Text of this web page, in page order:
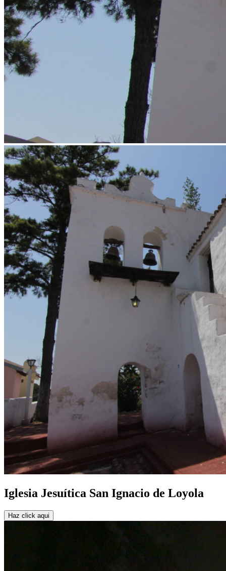
Iglesia Jesuítica San Ignacio de Loyola
Haz click aqui